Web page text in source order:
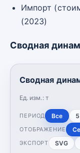
Импорт
(2023)
Сводная
Сводная
Ед. изм.: т
ПЕРИОД Все
ОТОБРАЖЕНИЕ
ЭКСПОРТ SVG